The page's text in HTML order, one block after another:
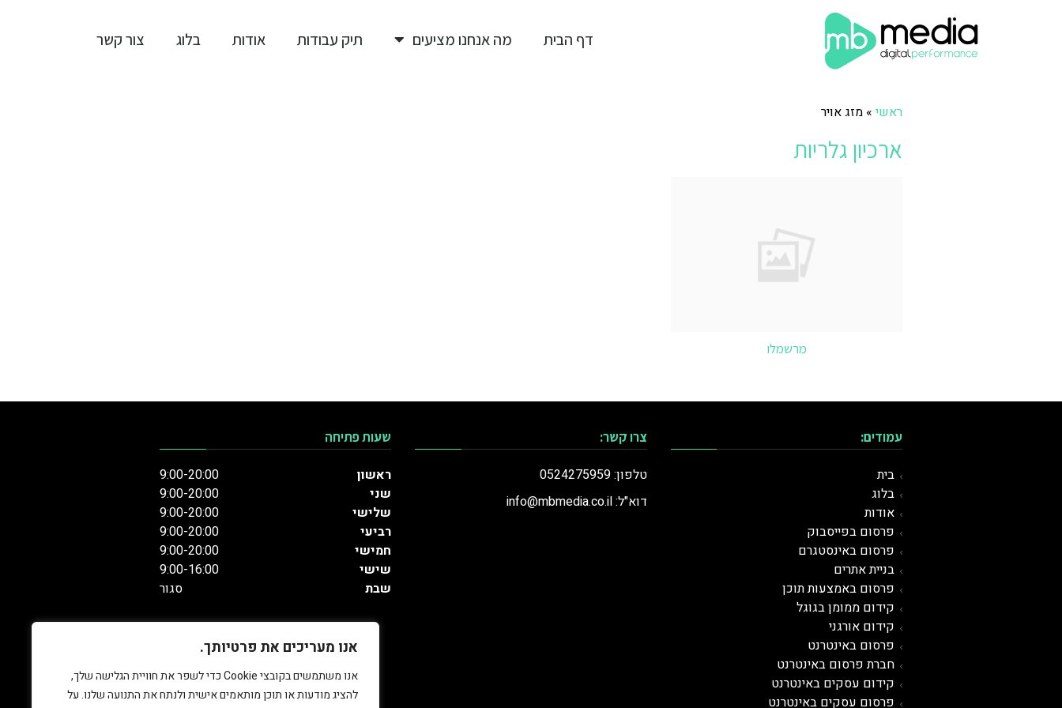
אנו מעריכים את פרטיותך.
אנו משתמשים בקובצי Cookie כדי לשפר את חוויית הגלישה שלך,
להציג מודעות או תוכן מותאמים אישית ולנתח את התנועה שלנו. על
דף הבית מה אנחנו מציעים תיק עבודות אודות בלוג צור קשר
ראשי » מזג אויר
ארכיון גלריות
מרשמלו
עמודים:
בית
בלוג
אודות
פרסום בפייסבוק
פרסום באינסטגרם
בניית אתרים
פרסום באמצעות תוכן
קידום ממומן בגוגל
קידום אורגני
פרסום באינטרנט
חברת פרסום באינטרנט
קידום עסקים באינטרנט
פרסום עסקים באינטרנט
צרו קשר:
טלפון: 0524275959
דוא"ל: info@mbmedia.co.il
שעות פתיחה
ראשון
9:00-20:00
שני
9:00-20:00
שלישי
9:00-20:00
רביעי
9:00-20:00
חמישי
9:00-20:00
שישי
9:00-16:00
שבת
סגור